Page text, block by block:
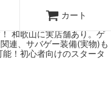
ンショップです！ ウォー
ボードゲームもメジャーど
和歌山に実店舗あり。ゲ
連、サバゲー装備(実物)も
！初心者向けのスタータ
カート